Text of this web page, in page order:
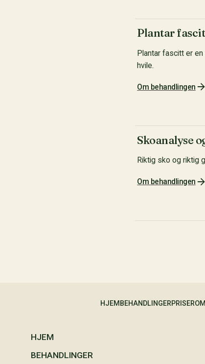
Plantar
Plantar fascitt er
hvile.
Om behandlingen
Skoanalyse
Riktig sko og riktig
Om behandlingen
HJEM BEHANDLINGERPRISER
HJEM
BEHANDLINGER